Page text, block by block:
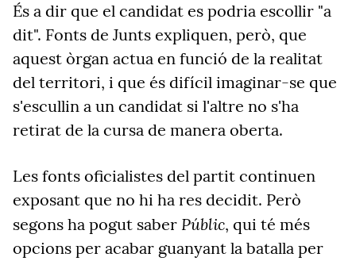
És a dir que el candidat es podria escollir "a
dit". Fonts de Junts expliquen, però, que
aquest òrgan actua en funció de la realitat
del territori, i que és difícil imaginar-se que
s'escullin a un candidat si l'altre no s'ha
retirat de la cursa de manera oberta.
Les fonts oficialistes del partit continuen
exposant que no hi ha res decidit. Però
segons ha pogut saber Públic, qui té més
opcions per acabar guanyant la batalla per